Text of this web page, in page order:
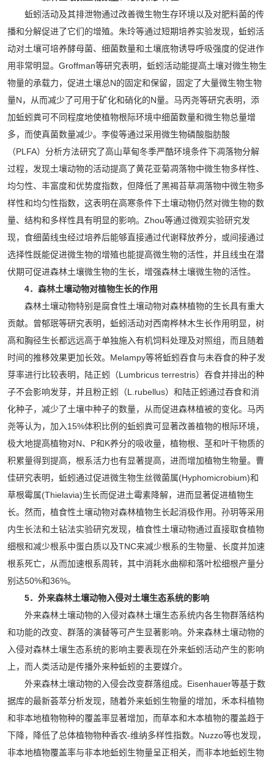
蚯蚓活动及其排泄物通过改善微生物生存环境以及对肥料菌的传
播和分解促进了它们的增殖。朱玲等通过短期培养实验发现，蚯蚓活
动对土壤可培养酵母菌、细菌数量和土壤底物诱导呼吸强度的促进作
用非常明显。Groffman等研究表明，蚯蚓活动能提高土壤对微生物生
物量的承载力，促进土壤总N的固定和保留，固定了大量微生物生物
量N，从而减少了可用于矿化和硝化的N量。马丙尧等研究表明，添
加蚯蚓粪可不同程度地使植物根际环境中细菌数量和微生物总量增
多，而使真菌数量减少。李俊等通过采用微生物磷酸脂肪酸
（PLFA）分析方法研究了高山草甸冬季严酷环境条件下凋落物分解
过程，发现土壤动物的活动提高了黄花亚菊凋落物中微生物多样性、
均匀性、丰富度和优势度指数，但降低了黑褐苔草凋落物中微生物多
样性和均匀性指数，这表明在高寒条件下土壤动物仍然对微生物的数
量、结构和多样性具有明显的影响。Zhou等通过微观实验研究发
现，食细菌线虫经过培养后能够直接通过代谢释放养分，或间接通过
选择性既能促进微生物的增殖也能提高微生物的活性，并且线虫在潜
伏期可促进森林土壤微生物的生长，增强森林土壤微生物的活性。
4．森林土壤动物对植物生长的作用
森林土壤动物特别是腐食性土壤动物对森林植物的生长具有重大
贡献。曾郁珉等研究表明，蚯蚓活动对西南桦林木生长作用明显，树
高和胸径生长都远远高于单独施入有机饲料处理及对照组，而且随着
时间的推移效果更加长效。Melampy等将蚯蚓吞食与未吞食的种子发
芽率进行比较表明，陆正蚓（Lumbricus terrestris）吞食并排出的种
子不会影响发芽，并且粉正蚓（L.rubellus）和陆正蚓通过吞食和消
化种子，减少了土壤中种子的数量，从而促进森林植被的变化。马丙
尧等认为，加入15%体积比例的蚯蚓粪可显著改善植物的根际环境，
极大地提高植物对N、P和K养分的吸收量，植物根、茎和叶干物质的
积累量得到提高，根系活力也有显著提高，进而增加植物生物量。曹
佳研究表明，蚯蚓通过促进微生物生丝微菌属(Hyphomicrobium)和
草根霉属(Thielavia)生长而促进土霉素降解，进而显著促进植物生
长。然而，植食性土壤动物对森林植物生长起消极作用。孙玥等采用
内生长法和土钻法实验研究发现，植食性土壤动物通过直接取食植物
细根和减少根系中蛋白质以及TNC来减少根系的生物量、长度并加速
根系死亡，从而加速根系周转，其中消耗水曲柳和落叶松细根产量分
别达50%和36%。
5．外来森林土壤动物入侵对土壤生态系统的影响
外来森林土壤动物的入侵对森林土壤生态系统内各生物群落结构
和功能的改变、群落的演替等可产生显著影响。外来森林土壤动物的
入侵对森林土壤生态系统的影响主要表现在外来蚯蚓活动产生的影响
上，而人类活动是传播外来种蚯蚓的主要媒介。
外来森林土壤动物的入侵会改变群落组成。Eisenhauer等基于数
据库的最新荟萃分析发现，随着外来蚯蚓生物量的增加，禾本科植物
和非本地植物物种的覆盖率显著增加，而草本和木本植物的覆盖趋于
下降，降低了总体植物物种香农-维纳多样性指数。Nuzzo等也发现，
非本地植物覆盖率与非本地蚯蚓生物量呈正相关，而非本地蚯蚓生物